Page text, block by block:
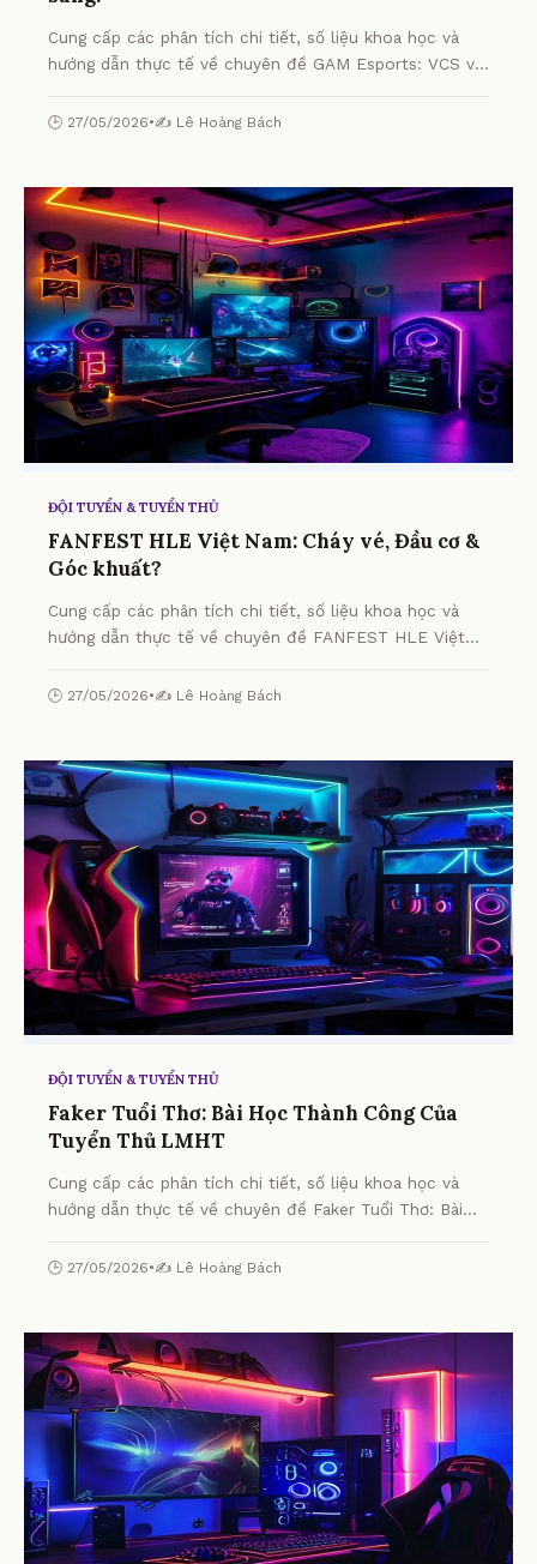
Cung cấp các phân tích chi tiết, số liệu khoa học và
hướng dẫn thực tế về chuyên đề GAM Esports: VCS vô
🕒 27/05/2026•✍️ Lê Hoàng Bách
ĐỘI TUYỂN & TUYỂN THỦ
FANFEST HLE Việt Nam: Cháy vé, Đầu cơ &
Góc khuất?
Cung cấp các phân tích chi tiết, số liệu khoa học và
hướng dẫn thực tế về chuyên đề FANFEST HLE Việt
🕒 27/05/2026•✍️ Lê Hoàng Bách
ĐỘI TUYỂN & TUYỂN THỦ
Faker Tuổi Thơ: Bài Học Thành Công Của
Tuyển Thủ LMHT
Cung cấp các phân tích chi tiết, số liệu khoa học và
hướng dẫn thực tế về chuyên đề Faker Tuổi Thơ: Bài
🕒 27/05/2026•✍️ Lê Hoàng Bách